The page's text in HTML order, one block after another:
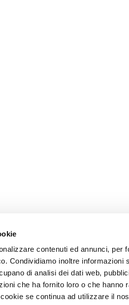
contenuti ed annunci, per
Condividiamo inoltre informazioni
di analisi dei dati web,
che ha fornito loro o che hanno
se continua ad utilizzare il